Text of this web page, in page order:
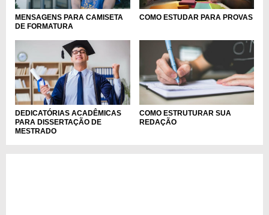
MENSAGENS PARA CAMISETA
DE FORMATURA
COMO ESTUDAR PARA PROVAS
DEDICATÓRIAS ACADÊMICAS
PARA DISSERTAÇÃO DE
MESTRADO
COMO ESTRUTURAR SUA
REDAÇÃO